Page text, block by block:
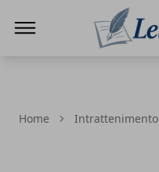
Home Intrattenimento